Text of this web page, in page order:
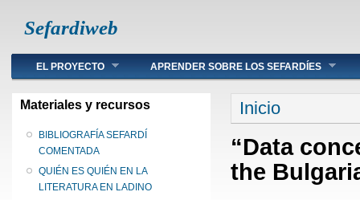
Sefardiweb
Main menu
EL PROYECTO APRENDER SOBRE LOS SEFARDÍES
Materiales y recursos
BIBLIOGRAFÍA SEFARDÍ
COMENTADA
QUIÉN ES QUIÉN EN LA
LITERATURA EN LADINO
Se encuentra
Inicio
“Data
the